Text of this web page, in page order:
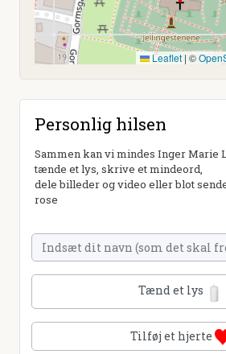
Leaflet | ©
Personlig hilsen
Sammen kan vi mindes Inger Marie
tænde et lys, skrive et mindeord,
dele billeder og video eller blot
rose
Tænd et lys
Tilføj et hjerte